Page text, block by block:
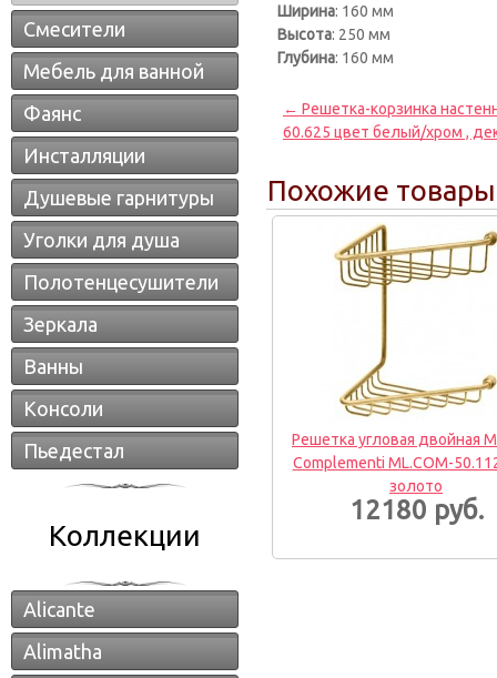
Смесители
Мебель для ванной
Фаянс
Инсталляции
Душевые гарнитуры
Уголки для душа
Полотенцесушители
Зеркала
Ванны
Консоли
Пьедестал
Коллекции
Alicante
Alimatha
Ширина: 160 мм
Высота: 250 мм
Глубина: 160 мм
← Решетка-корзинка
60.625 цвет белый/хром ,
Похожие товары
Решетка угловая двойная
Complementi ML.COM-
золото
12180 руб.